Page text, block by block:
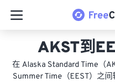
AKST到
在 Alaska Standard Time（
Summer Time（EEST）之